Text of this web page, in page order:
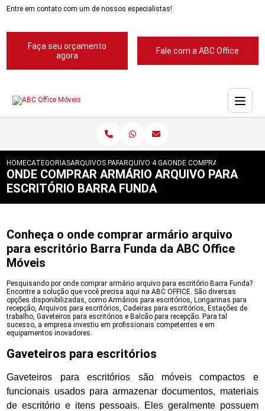
Entre em contato com um de nossos especialistas!
Faça seu orçamento
agora
Fale com a ABC Office
HOMECATEGORIASARQUIVOS PARA ESCRITORIOS
ARQUIVO 4 GAVETAS PARA ESCRITORIOS
ONDE COMPRAR ARMARIO
ONDE COMPRAR ARMÁRIO ARQUIVO PARA
ESCRITÓRIO BARRA FUNDA
Conheça o onde comprar armário arquivo
para escritório Barra Funda da ABC Office
Móveis
Pesquisando por onde comprar armário arquivo para escritório Barra Funda?
Encontre a solução que você precisa aqui na ABC OFFICE. São diversas
opções disponibilizadas, como Armários para escritórios, Longarinas para
recepção, Arquivos para escritórios, Cadeiras para escritórios, Estações de
trabalho, Gaveteiros para escritórios e Balcão para recepção. Para tal
sucesso, a empresa investiu em profissionais competentes e em
equipamentos inovadores.
Gaveteiros para escritórios
Gaveteiros para escritórios são móveis compactos e
funcionais usados para armazenar documentos, materiais
de escritório e itens pessoais. Eles geralmente possuem